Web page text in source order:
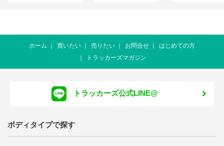
ホーム 買いたい 売りたい お問合せ
はじめての方
トラッカーズマガジン
トラッカーズ公式LINE@
ボディタイプで探す